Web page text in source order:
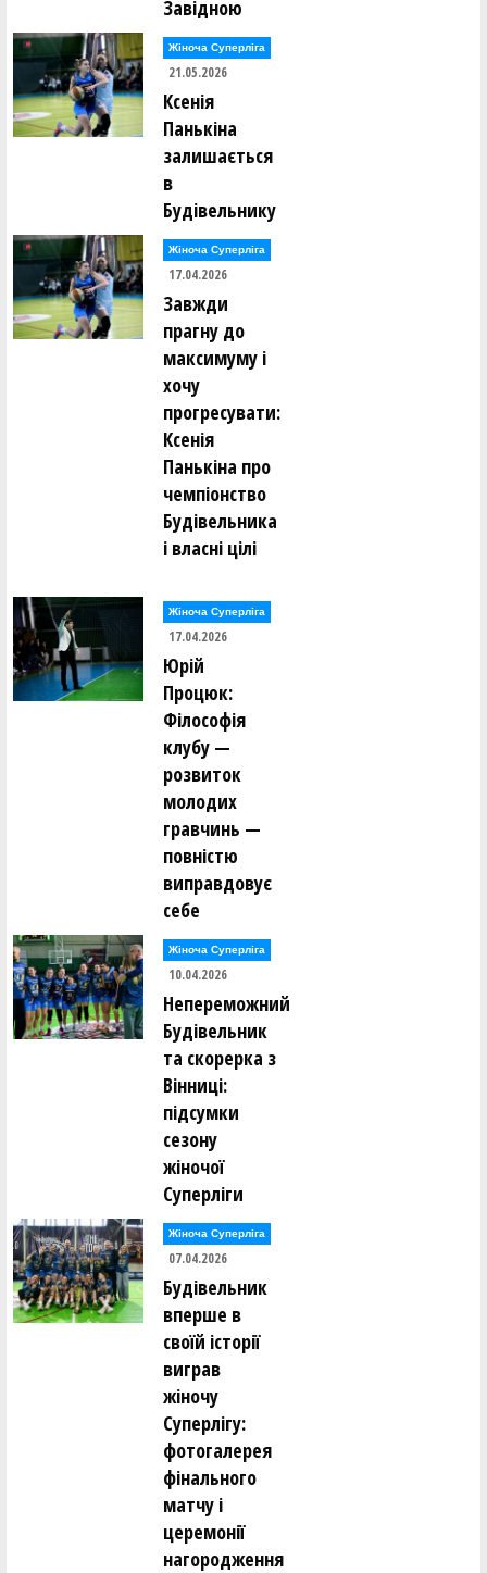
Завідною
Жіноча Суперліга
21.05.2026
Ксенія
Панькіна
залишається
в
Будівельнику
Жіноча Суперліга
17.04.2026
Завжди
прагну до
максимуму і
хочу
прогресувати:
Ксенія
Панькіна про
чемпіонство
Будівельника
і власні цілі
Жіноча Суперліга
17.04.2026
Юрій
Процюк:
Філософія
клубу —
розвиток
молодих
гравчинь —
повністю
виправдовує
себе
Жіноча Суперліга
10.04.2026
Непереможний
Будівельник
та скорерка з
Вінниці:
підсумки
сезону
жіночої
Суперліги
Жіноча Суперліга
07.04.2026
Будівельник
вперше в
своїй історії
виграв
жіночу
Суперлігу:
фотогалерея
фінального
матчу і
церемонії
нагородження